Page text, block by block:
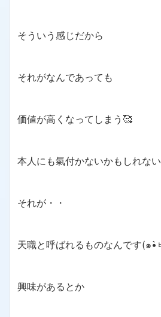
そういう感じだから
それがなんであっても
価値が高くなってしまう🥰
本人にも氣付かないかもしれない
それが・・
興味があるとか